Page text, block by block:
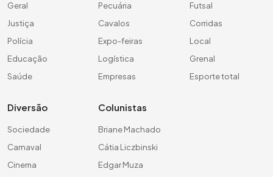
Geral
Justiça
Polícia
Educação
Saúde
Pecuária
Cavalos
Expo-feiras
Logística
Empresas
Futsal
Corridas
Local
Grenal
Esporte total
Diversão
Sociedade
Carnaval
Cinema
Colunistas
Briane Machado
Cátia Liczbinski
Edgar Muza